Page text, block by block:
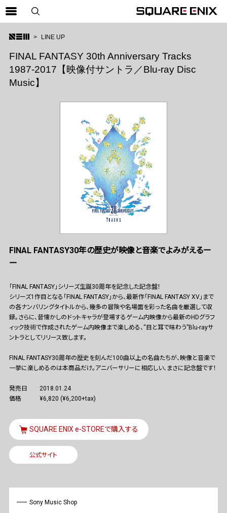
ゲーム
マガジン＆ブックス
ミュージック
会社情報
LINE UP
FINAL FANTASY 30th Anniversary Tracks
1987-2017【映像付サントラ／Blu-ray Disc
Music】
FINAL FANTASY30年の歴史が映像と音楽でよみがえるー
ー
「FINAL FANTASY」シリーズ生誕30周年を記念した記念盤！
シリーズ1作目となる「FINAL FANTASY」から、最新作「FINAL FANTASY XV」まで
の各ナンバリングタイトルから、幾多の冒険や名場面を彩った名曲を厳選して収
録。さらに、昔懐かしのドットキャラが登場するゲーム内映像から最新のHDグラフ
ィック技術で作成されたゲーム内映像まで楽しめる、“目と耳で味わう”Blu-rayサ
ントラとしてリリース致します。
FINAL FANTASY30周年の歴史を刻んだ100曲以上の名曲たちが、映像と音楽で
一挙に楽しめるのは本商品だけ。アニバーサリーに相応しい、まさに記念盤です！
発売日
2018.01.24
価格
¥6,820 (¥6,200+tax)
SQUARE ENIX e-STOREで購入する
公式サイト
Sony Music Shop